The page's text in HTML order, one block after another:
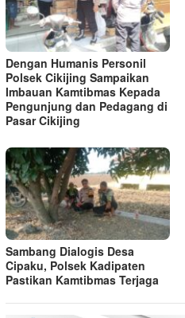
Dengan Humanis Personil
Polsek Cikijing Sampaikan
Imbauan Kamtibmas Kepada
Pengunjung dan Pedagang di
Pasar Cikijing
Sambang Dialogis Desa
Cipaku, Polsek Kadipaten
Pastikan Kamtibmas Terjaga